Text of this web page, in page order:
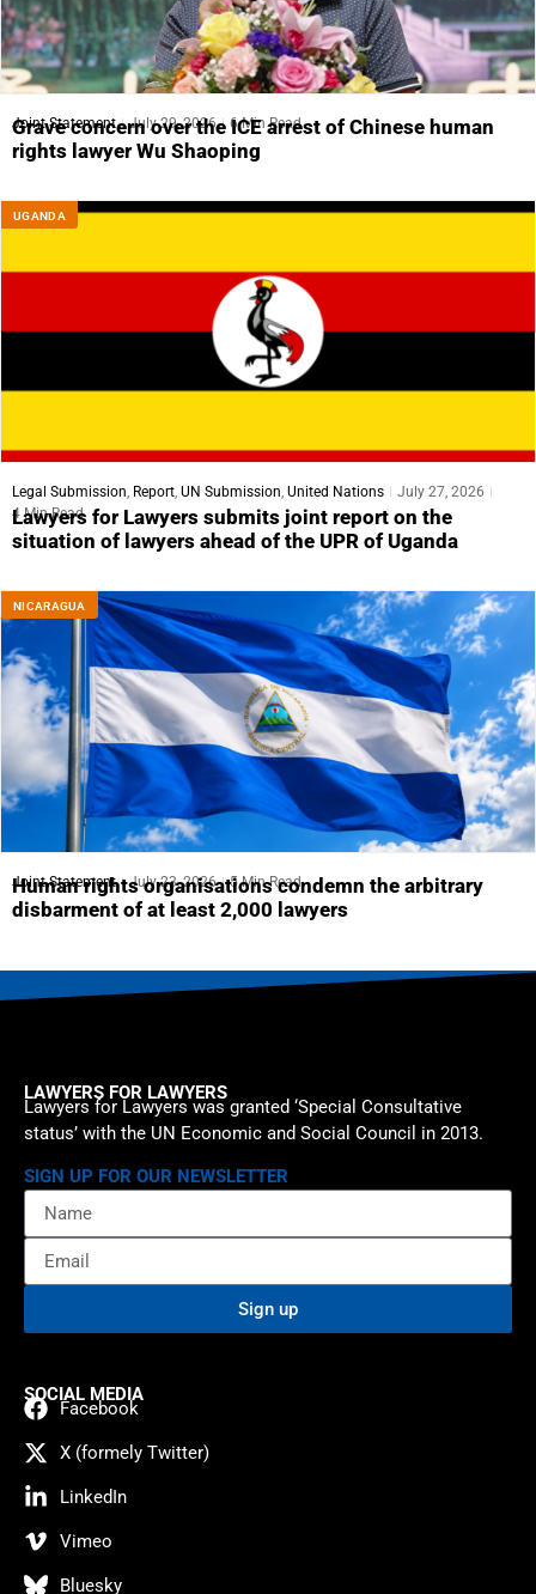
Joint Statement July 29, 2026 6 Min Read
Grave concern over the ICE arrest of Chinese human
rights lawyer Wu Shaoping
UGANDA
Legal Submission, Report, UN Submission, United Nations
July 27, 2026
4 Min Read
Lawyers for Lawyers submits joint report on the
situation of lawyers ahead of the UPR of Uganda
NICARAGUA
Joint Statement July 23, 2026 5 Min Read
Human rights organisations condemn the arbitrary
disbarment of at least 2,000 lawyers
LAWYERS FOR LAWYERS
Lawyers for Lawyers was granted ‘Special Consultative
status’ with the UN Economic and Social Council in 2013.
SIGN UP FOR OUR NEWSLETTER
Sign up
SOCIAL MEDIA
Facebook
X (formely Twitter)
LinkedIn
Vimeo
Bluesky